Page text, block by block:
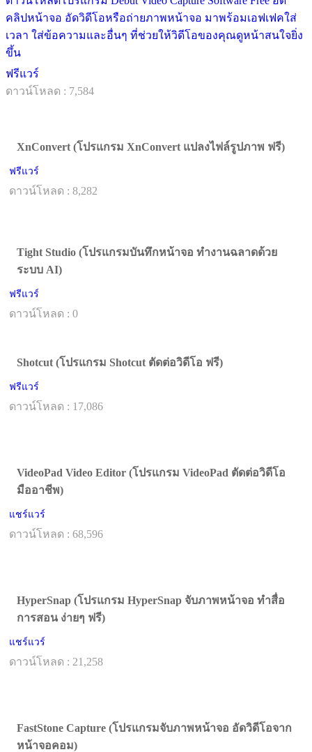
คลิปหน้าจอ อัดวิดีโอหรือถ่ายภาพหน้าจอ มาพร้อมเอฟเฟคใส่
เวลา ใส่ข้อความและอื่นๆ ที่ช่วยให้วิดีโอของคุณดูหน้าสนใจยิ่ง
ขึ้น
ฟรีแวร์
ดาวน์โหลด : 7,584
XnConvert (โปรแกรม XnConvert แปลงไฟล์รูปภาพ ฟรี)
ฟรีแวร์
ดาวน์โหลด : 8,282
Tight Studio (โปรแกรมบันทึกหน้าจอ ทำงานฉลาดด้วย
ระบบ AI)
ฟรีแวร์
ดาวน์โหลด : 0
Shotcut (โปรแกรม Shotcut ตัดต่อวิดีโอ ฟรี)
ฟรีแวร์
ดาวน์โหลด : 17,086
VideoPad Video Editor (โปรแกรม VideoPad ตัดต่อวิดีโอ
มืออาชีพ)
แชร์แวร์
ดาวน์โหลด : 68,596
HyperSnap (โปรแกรม HyperSnap จับภาพหน้าจอ ทำสื่อ
การสอน ง่ายๆ ฟรี)
แชร์แวร์
ดาวน์โหลด : 21,258
FastStone Capture (โปรแกรมจับภาพหน้าจอ อัดวิดีโอจาก
หน้าจอคอม)